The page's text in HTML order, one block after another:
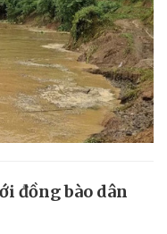
đồng bào dân